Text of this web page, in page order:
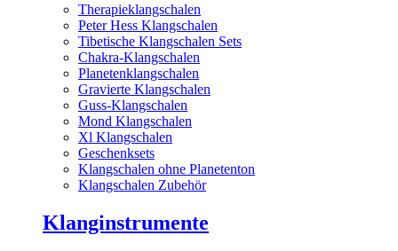
Therapieklangschalen
Peter Hess Klangschalen
Tibetische Klangschalen Sets
Chakra-Klangschalen
Planetenklangschalen
Gravierte Klangschalen
Guss-Klangschalen
Mond Klangschalen
Xl Klangschalen
Geschenksets
Klangschalen ohne Planetenton
Klangschalen Zubehör
Klanginstrumente